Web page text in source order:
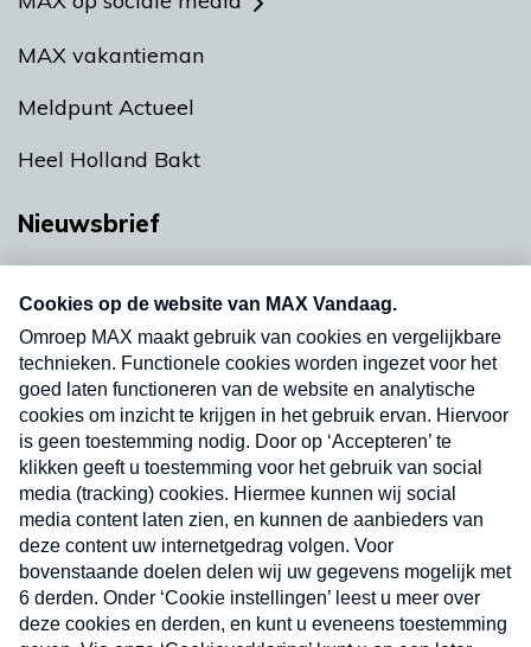
MAX vakantieman
Meldpunt Actueel
Heel Holland Bakt
Nieuwsbrief
nieuwsbrief. Elke vrijdag- en dinsdagochtend in
uw mailbox.
Verzend
Nieuwsbrief